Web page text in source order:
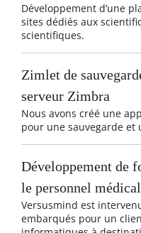
Développement d’une
sites dédiés aux
scientifiques.
Zimlet de
serveur Zimbra
Nous avons créé une
pour une sauvegarde et
Développement de
le personnel
Versusmind est
embarqués pour un